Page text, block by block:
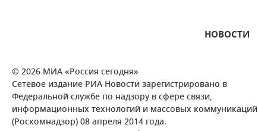
НОВОСТИ
© 2026 МИА «Россия сегодня»
Сетевое издание РИА Новости зарегистрировано в
Федеральной службе по надзору в сфере связи,
информационных технологий и массовых коммуникаций
(Роскомнадзор) 08 апреля 2014 года.